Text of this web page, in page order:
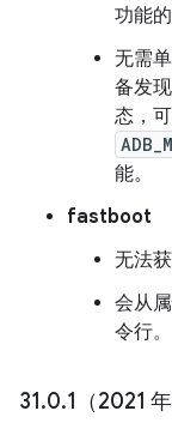
功能
无需
备发
态，
能。
fastboot
无法
会从
令行。
31.0.1（2021 年